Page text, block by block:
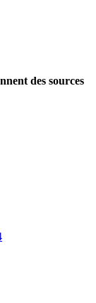
des sources